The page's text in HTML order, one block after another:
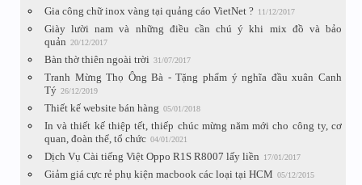
Gia công chữ inox vàng tại quảng cáo VietNet ? 11/12/2017
Giày lười nam và những điều cần chú ý khi mix đồ và bảo
quản 20/12/2017
Bàn thờ thiên ngoài trời 31/07/2017
Tranh Mừng Thọ Ông Bà - Tặng phẩm ý nghĩa đầu xuân Canh
Tý 26/12/2019
Thiết kế website bán hàng 05/01/2018
In và thiết kế thiệp tết, thiếp chúc mừng năm mới cho công ty, cơ
quan, đoàn thể, tổ chức 04/01/2021
Dịch Vụ Cài tiếng Việt Oppo R1S R8007 lấy liền 17/01/2017
Giảm giá cực rẻ phụ kiện macbook các loại tại HCM 05/12/2015